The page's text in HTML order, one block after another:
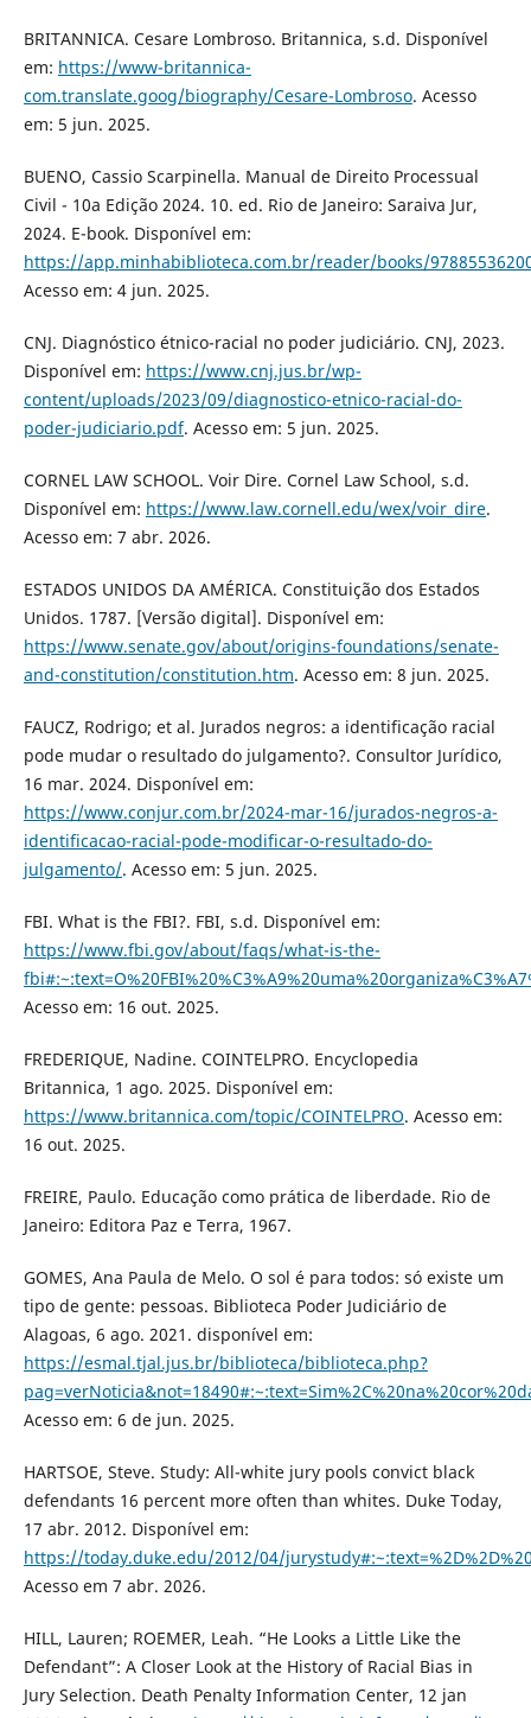
BRITANNICA. Cesare Lombroso. Britannica, s.d. Disponível
em: https://www-britannica-
com.translate.goog/biography/Cesare-Lombroso. Acesso
em: 5 jun. 2025.
BUENO, Cassio Scarpinella. Manual de Direito Processual
Civil - 10a Edição 2024. 10. ed. Rio de Janeiro: Saraiva Jur,
2024. E-book. Disponível em:
https://app.minhabiblioteca.com.br/reader/books/
Acesso em: 4 jun. 2025.
CNJ. Diagnóstico étnico-racial no poder judiciário. CNJ, 2023.
Disponível em: https://www.cnj.jus.br/wp-
content/uploads/2023/09/diagnostico-etnico-racial-do-
poder-judiciario.pdf. Acesso em: 5 jun. 2025.
CORNEL LAW SCHOOL. Voir Dire. Cornel Law School, s.d.
Disponível em: https://www.law.cornell.edu/wex/voir_dire.
Acesso em: 7 abr. 2026.
ESTADOS UNIDOS DA AMÉRICA. Constituição dos Estados
Unidos. 1787. [Versão digital]. Disponível em:
https://www.senate.gov/about/origins-foundations/senate-
and-constitution/constitution.htm. Acesso em: 8 jun. 2025.
FAUCZ, Rodrigo; et al. Jurados negros: a identificação racial
pode mudar o resultado do julgamento?. Consultor Jurídico,
16 mar. 2024. Disponível em:
https://www.conjur.com.br/2024-mar-16/jurados-negros-a-
identificacao-racial-pode-modificar-o-resultado-do-
julgamento/. Acesso em: 5 jun. 2025.
FBI. What is the FBI?. FBI, s.d. Disponível em:
https://www.fbi.gov/about/faqs/what-is-the-
Acesso em: 16 out. 2025.
FREDERIQUE, Nadine. COINTELPRO. Encyclopedia
Britannica, 1 ago. 2025. Disponível em:
https://www.britannica.com/topic/COINTELPRO. Acesso em:
16 out. 2025.
FREIRE, Paulo. Educação como prática de liberdade. Rio de
Janeiro: Editora Paz e Terra, 1967.
GOMES, Ana Paula de Melo. O sol é para todos: só existe um
tipo de gente: pessoas. Biblioteca Poder Judiciário de
Alagoas, 6 ago. 2021. disponível em:
https://esmal.tjal.jus.br/biblioteca/biblioteca.php?
Acesso em: 6 de jun. 2025.
HARTSOE, Steve. Study: All-white jury pools convict black
defendants 16 percent more often than whites. Duke Today,
17 abr. 2012. Disponível em:
https://today.duke.edu/2012/04/
Acesso em 7 abr. 2026.
HILL, Lauren; ROEMER, Leah. “He Looks a Little Like the
Defendant”: A Closer Look at the History of Racial Bias in
Jury Selection. Death Penalty Information Center, 12 jan